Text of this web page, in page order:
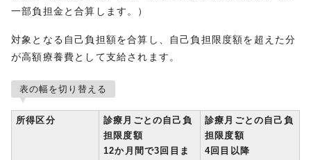
一部負担金と合算します。）
対象となる自己負担額を合算し、自己負担限度額を超えた分
が高額療養費として支給されます。
表の幅を切り替える
所得区分
診療月ごとの自己負
担限度額
12か月間で3回目ま
診療月ごとの自己負
担限度額
4回目以降